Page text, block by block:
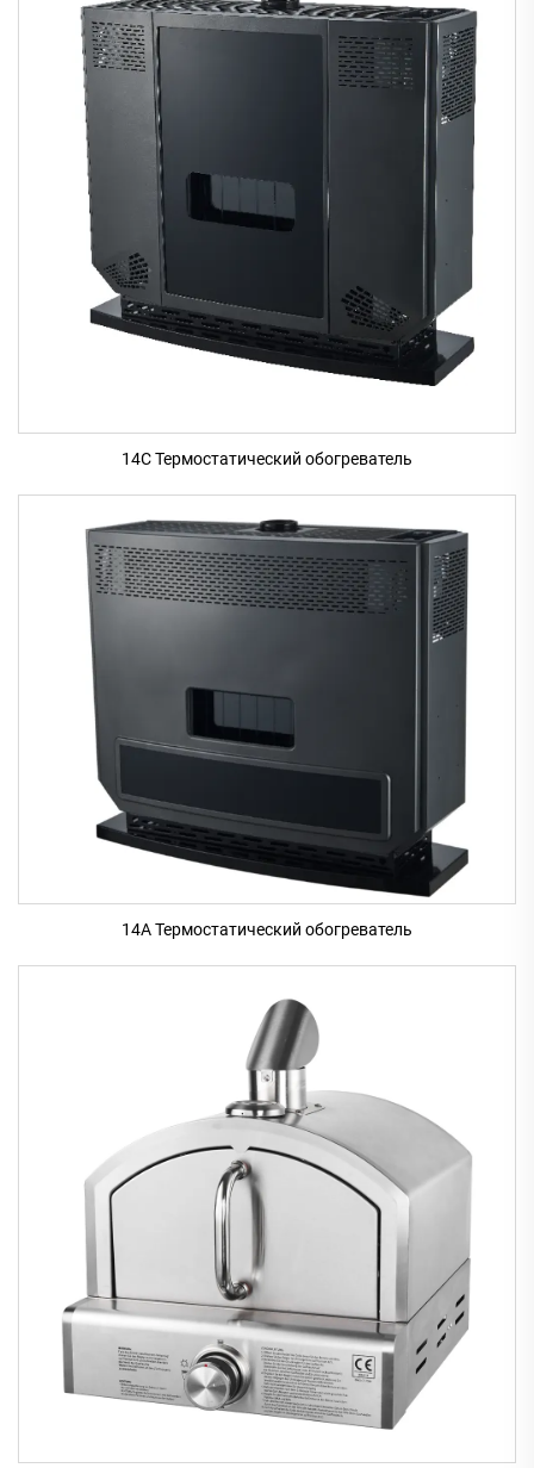
14C Термостатический обогреватель
14A Термостатический обогреватель